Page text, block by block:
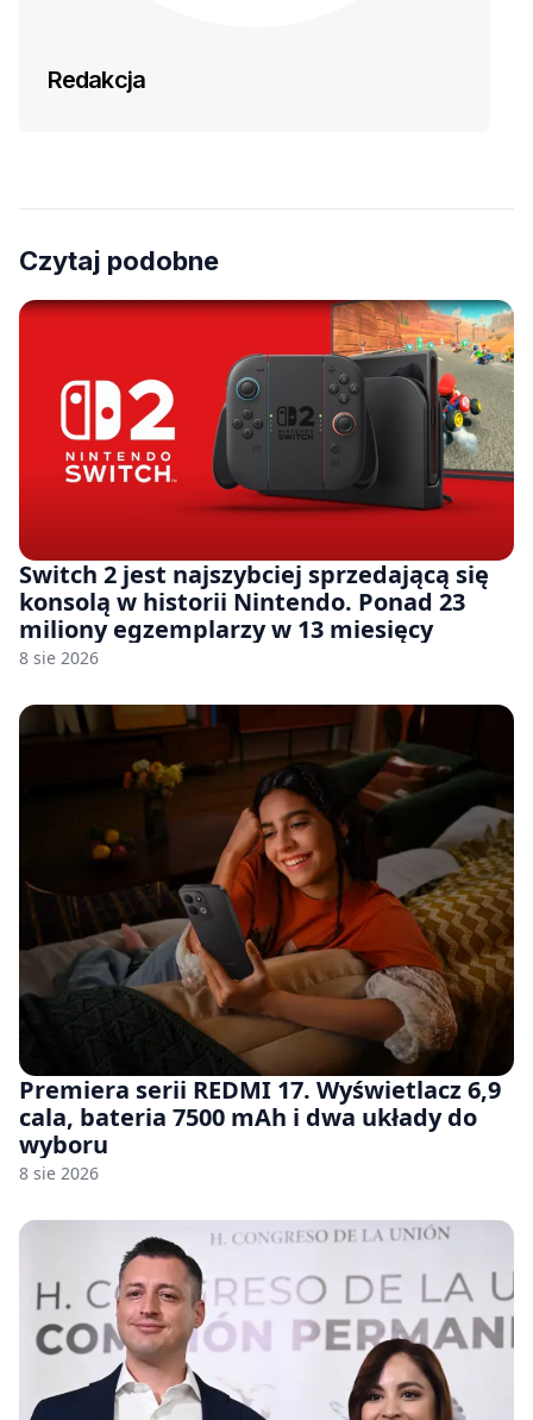
Redakcja
Czytaj podobne
Switch 2 jest najszybciej sprzedającą się
konsolą w historii Nintendo. Ponad 23
miliony egzemplarzy w 13 miesięcy
8 sie 2026
Premiera serii REDMI 17. Wyświetlacz 6,9
cala, bateria 7500 mAh i dwa układy do
wyboru
8 sie 2026